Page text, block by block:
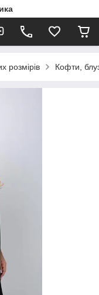
розмірів Кофти,